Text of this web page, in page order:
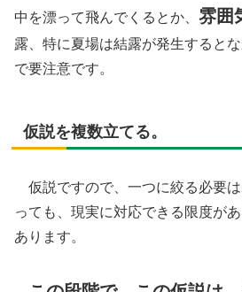
中を漂って飛んでくるとか、 雰囲
露、特に夏場は結露が発生すると
で要注意です。
仮説を複数立てる。
仮説ですので、一つに絞る必要
っても、現実に対応できる限度が
あります。